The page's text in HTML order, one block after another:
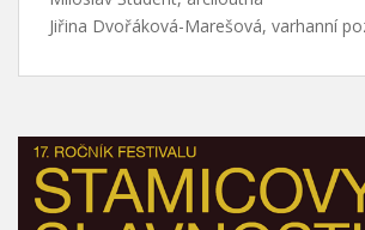
Jiřina Dvořáková-Marešová, varhanní